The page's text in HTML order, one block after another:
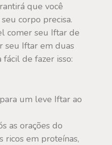
que você
corpo precisa.
comer seu Iftar de
seu Iftar em duas
de fazer isso:
um leve Iftar ao
as orações do
ricos em proteínas,